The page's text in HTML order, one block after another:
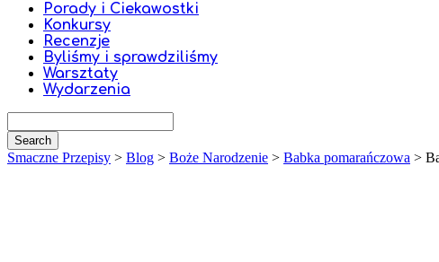
Porady i Ciekawostki
Konkursy
Recenzje
Byliśmy i sprawdziliśmy
Warsztaty
Wydarzenia
Smaczne Przepisy > Blog > Boże Narodzenie > Babka pomarańczowa >